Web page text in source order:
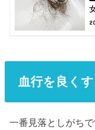
血行を良く
一番見落としがち